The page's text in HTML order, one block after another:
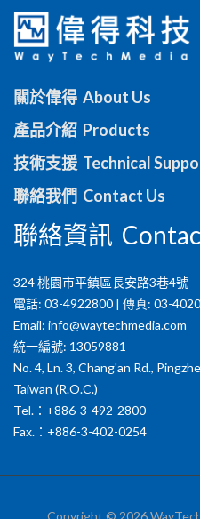
關於偉得 About Us
產品介紹 Products
技術支援 Technical
聯絡我們 Contact Us
聯絡資訊
324 桃園市平鎮區長安路3巷4號
電話: 03-4922800 | 傳真: 03-
Email: info@waytechmedia.com
統一編號: 13059881
No. 4, Ln. 3, Chang'an Rd.,
Taiwan (R.O.C.)
Tel.：+886-3-492-2800
Fax.：+886-3-402-0254
Copyright © 2026